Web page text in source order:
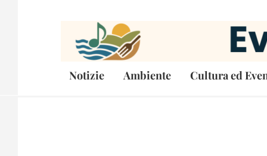
Notizie Ambiente Cultura ed